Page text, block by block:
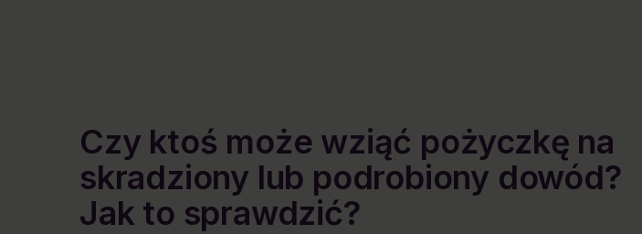
Czy ktoś może wziąć pożyczkę na
skradziony lub podrobiony dowód?
Jak to sprawdzić?